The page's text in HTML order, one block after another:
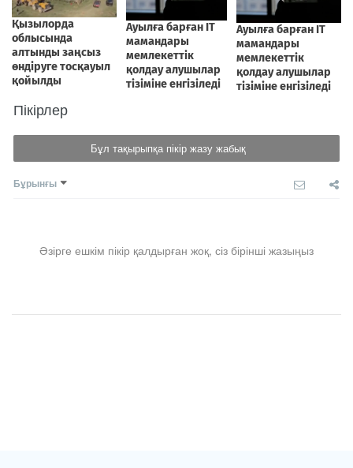
Пікірлер
Бұл тақырыпқа пікір жазу жабық
Бұрынғы
Әзірге ешкім пікір қалдырған жоқ, сіз бірінші жазыңыз